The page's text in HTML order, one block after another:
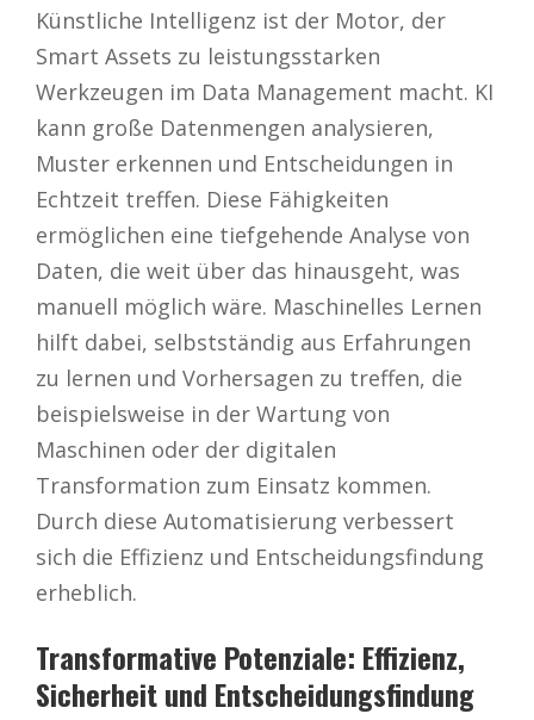
Künstliche Intelligenz ist der Motor, der
Smart Assets zu leistungsstarken
Werkzeugen im Data Management macht. KI
kann große Datenmengen analysieren,
Muster erkennen und Entscheidungen in
Echtzeit treffen. Diese Fähigkeiten
ermöglichen eine tiefgehende Analyse von
Daten, die weit über das hinausgeht, was
manuell möglich wäre. Maschinelles Lernen
hilft dabei, selbstständig aus Erfahrungen
zu lernen und Vorhersagen zu treffen, die
beispielsweise in der Wartung von
Maschinen oder der digitalen
Transformation zum Einsatz kommen.
Durch diese Automatisierung verbessert
sich die Effizienz und Entscheidungsfindung
erheblich.
Transformative Potenziale: Effizienz,
Sicherheit und Entscheidungsfindung